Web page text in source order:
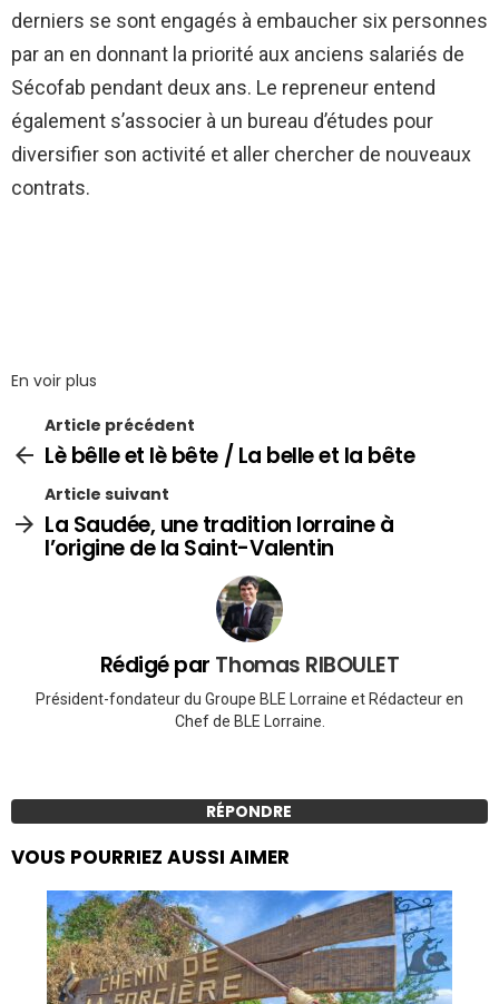
derniers se sont engagés à embaucher six personnes
par an en donnant la priorité aux anciens salariés de
Sécofab pendant deux ans. Le repreneur entend
également s’associer à un bureau d’études pour
diversifier son activité et aller chercher de nouveaux
contrats.
En voir plus
Article précédent
Lè bêlle et lè bête / La belle et la bête
Article suivant
La Saudée, une tradition lorraine à
l’origine de la Saint-Valentin
Rédigé par Thomas RIBOULET
Président-fondateur du Groupe BLE Lorraine et Rédacteur en
Chef de BLE Lorraine.
RÉPONDRE
VOUS POURRIEZ AUSSI AIMER